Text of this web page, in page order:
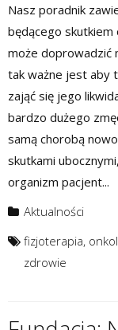
Nasz poradnik
będącego skutkiem
może doprowadzić
tak ważne jest aby
zająć się jego
bardzo dużego
samą chorobą
skutkami
organizm pacjent...
Aktualności
fizjoterapia,
zdrowie